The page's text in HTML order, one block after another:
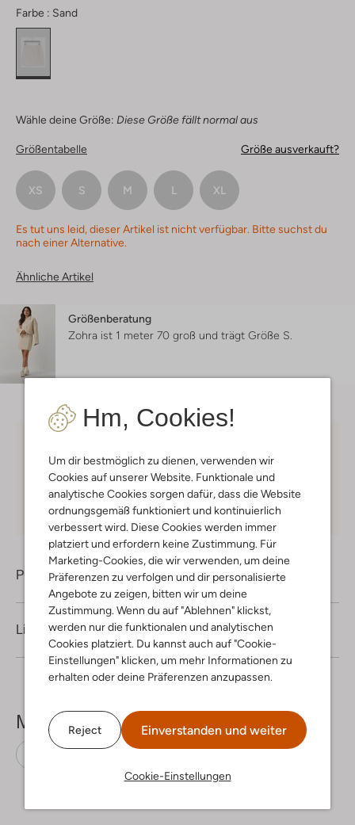
Hm, Cookies!
Um dir bestmöglich zu dienen, verwenden wir
Cookies auf unserer Website. Funktionale und
analytische Cookies sorgen dafür, dass die Website
ordnungsgemäß funktioniert und kontinuierlich
verbessert wird. Diese Cookies werden immer
platziert und erfordern keine Zustimmung. Für
Marketing-Cookies, die wir verwenden, um deine
Präferenzen zu verfolgen und dir personalisierte
Angebote zu zeigen, bitten wir um deine
Zustimmung. Wenn du auf "Ablehnen" klickst,
werden nur die funktionalen und analytischen
Cookies platziert. Du kannst auch auf "Cookie-
Einstellungen" klicken, um mehr Informationen zu
erhalten oder deine Präferenzen anzupassen.
Reject Einverstanden und weiter
Cookie-Einstellungen
Farbe : Sand
Wähle deine Größe: Diese Größe fällt normal aus
Größentabelle Größe ausverkauft?
XS S M L XL
Es tut uns leid, dieser Artikel ist nicht verfügbar. Bitte suchst du
nach einer Alternative.
Ähnliche Artikel
Größenberatung
Zohra ist 1 meter 70 groß und trägt Größe S.
Mitglieder in Deutschland
Kauf auf Rechnung 30 TagenRückgaberecht
Produktinformation
Lieferung & Rückgabe
Mehr sehen